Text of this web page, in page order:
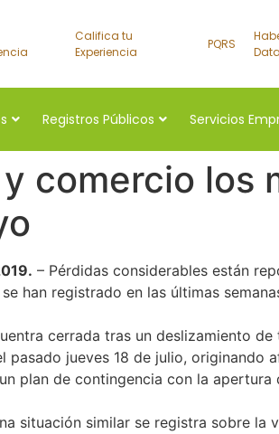
Califica tu
Experiencia
PQRS
Data
Registros Públicos Servicios
comercio los
– Pérdidas considerables están
han registrado en las últimas
cerrada tras un deslizamiento
pasado jueves 18 de julio,
plan de contingencia con la apertura
situación similar se registra sobre